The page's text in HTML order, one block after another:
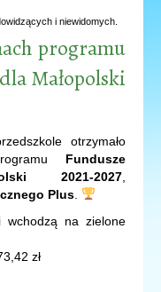
i niewidomych.
programu
Małopolski
otrzymało
Fundusze
2021-2027
Plus
wchodzą na zielone
zł